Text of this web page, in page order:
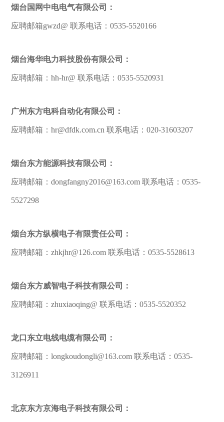
烟台国网中电电气有限公司：
应聘邮箱gwzd@ 联系电话：0535-5520166
烟台海华电力科技股份有限公司：
应聘邮箱：hh-hr@ 联系电话：0535-5520931
广州东方电科自动化有限公司：
应聘邮箱：hr@dfdk.com.cn 联系电话：020-31603207
烟台东方能源科技有限公司：
应聘邮箱：dongfangny2016@163.com 联系电话：0535-
5527298
烟台东方纵横电子有限责任公司：
应聘邮箱：zhkjhr@126.com 联系电话：0535-5528613
烟台东方威智电子科技有限公司：
应聘邮箱：zhuxiaoqing@ 联系电话：0535-5520352
龙口东立电线电缆有限公司：
应聘邮箱：longkoudongli@163.com 联系电话：0535-
3126911
北京东方京海电子科技有限公司：